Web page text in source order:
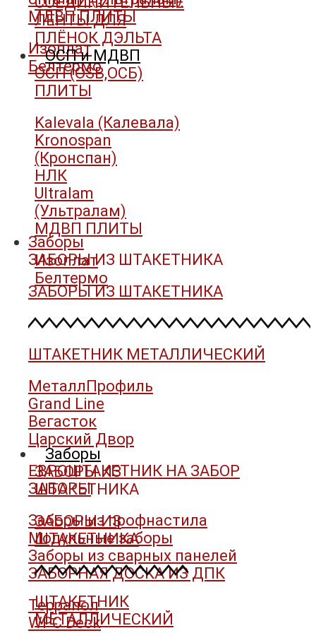
ЛЕНТЫ ДЛЯ
ПЛЁНОК ДЭЛЬТА
ОСП и МДВП
ОСП (OSB,ОСБ)
ПЛИТЫ
Kalevala (Калевала)
Kronospan
(Кронспан)
НЛК
Ultralam
(Ультралам)
МДВП ПЛИТЫ
Изоплат
Белтермо
Заборы
ЗАБОРЫ ИЗ
ШТАКЕТНИКА
ЗАБОРЫ ИЗ
ШТАКЕТНИКА
ШТАКЕТНИК
МЕТАЛЛИЧЕСКИЙ
МДВП ПЛИТЫ
Изоплат
Белтермо
Заборы
ЗАБОРЫ ИЗ ШТАКЕТНИКА
ЗАБОРЫ ИЗ ШТАКЕТНИКА
ШТАКЕТНИК МЕТАЛЛИЧЕСКИЙ
МеталлПрофиль
Grand Line
Вегасток
Царский Двор
ЕВРОШТАКЕТНИК НА ЗАБОР
ЗАБОРЫ
Заборы из профнастила
Модульные заборы
Заборы из сварных панелей
ЗАБОРНАЯ ДОСКА ИЗ ДПК
Террапол
WPC Deck